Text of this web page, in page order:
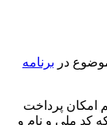
در برنامه
امکان پرداخت
کد ملی و نام و